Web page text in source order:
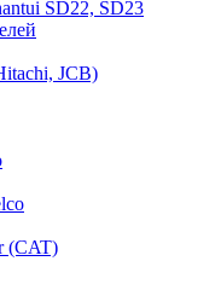
SD22, SD23
JCB)
(CAT)